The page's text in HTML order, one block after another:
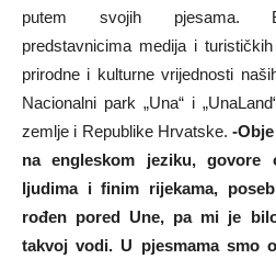
putem svojih pjesama.
predstavnicima medija i
prirodne i kulturne vrijednosti
Nacionalni park „Una“ i
zemlje i Republike Hrvatske.-
na engleskom jeziku,
ljudima i finim rijekama,
rođen pored Une, pa mi je
takvoj vodi. U pjesmama smo